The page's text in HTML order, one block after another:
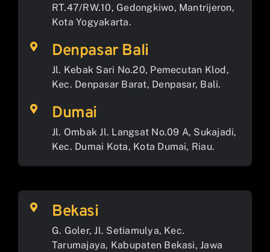
RT.47/RW.10, Gedongkiwo, Mantrijeron,
Kota Yogyakarta.
Denpasar Bali
Jl. Kebak Sari No.20, Pemecutan Klod,
Kec. Denpasar Barat, Denpasar, Bali.
Dumai
Jl. Ombak Jl. Langsat No.09 A, Sukajadi,
Kec. Dumai Kota, Kota Dumai, Riau.
Bekasi
G. Goler, Jl. Setiamulya, Kec.
Tarumajaya, Kabupaten Bekasi, Jawa